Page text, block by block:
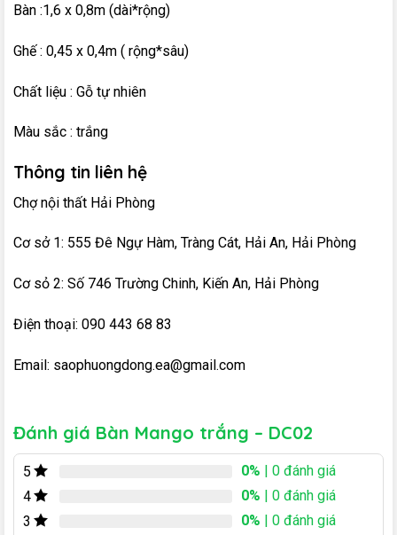
Bàn :1,6 x 0,8m (dài*rộng)
Ghế : 0,45 x 0,4m ( rộng*sâu)
Chất liệu : Gỗ tự nhiên
Màu sắc : trắng
Thông tin liên hệ
Chợ nội thất Hải Phòng
Cơ sở 1: 555 Đê Ngự Hàm, Tràng Cát, Hải An, Hải Phòng
Cơ sỏ 2: Số 746 Trường Chinh, Kiến An, Hải Phòng
Điện thoại: 090 443 68 83
Email: saophuongdong.ea@gmail.com
Đánh giá Bàn Mango trắng – DC02
5 0% | 0 đánh giá
4
0% | 0 đánh giá
3
0% | 0 đánh giá